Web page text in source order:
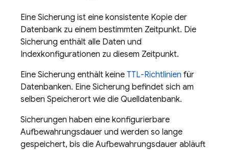
Eine Sicherung ist eine konsistente Kopie der
Datenbank zu einem bestimmten Zeitpunkt. Die
Sicherung enthält alle Daten und
Indexkonfigurationen zu diesem Zeitpunkt.
Eine Sicherung enthält keine TTL-Richtlinien für
Datenbanken. Eine Sicherung befindet sich am
selben Speicherort wie die Quelldatenbank.
Sicherungen haben eine konfigurierbare
Aufbewahrungsdauer und werden so lange
gespeichert, bis die Aufbewahrungsdauer abläuft